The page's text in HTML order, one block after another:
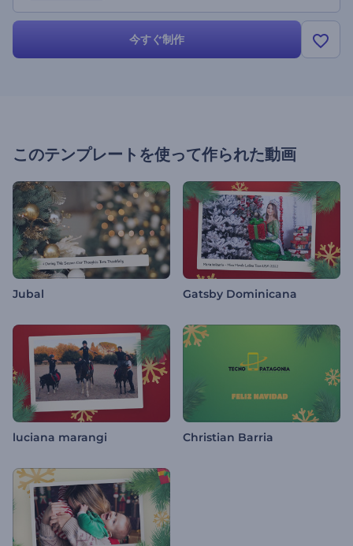
今すぐ制作
このテンプレートを使って作られた動画
Jubal Gatsby Dominicana
luciana marangi Christian Barria